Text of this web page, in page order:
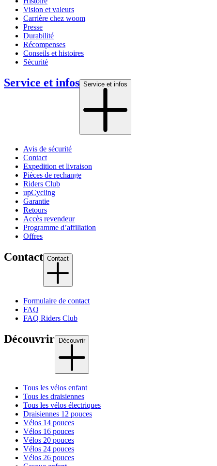
Vision et valeurs
Carrière chez woom
Presse
Durabilité
Récompenses
Conseils et histoires
Sécurité
Service et infos Service et infos
Avis de sécurité
Contact
Expedition et livraison
Pièces de rechange
Riders Club
upCycling
Garantie
Retours
Accès revendeur
Programme d’affiliation
Offres
Contact Contact
Formulaire de contact
FAQ
FAQ Riders Club
Découvrir Découvrir
Tous les vélos enfant
Tous les draisiennes
Tous les vélos électriques
Draisiennes 12 pouces
Vélos 14 pouces
Vélos 16 pouces
Vélos 20 pouces
Vélos 24 pouces
Vélos 26 pouces